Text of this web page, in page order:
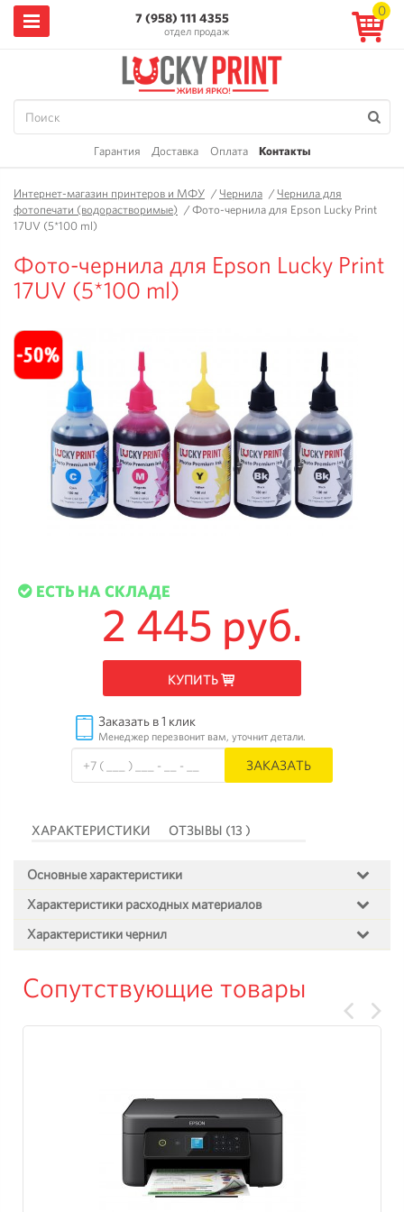
7 (958) 111 4355
отдел продаж
0
Гарантия Доставка Оплата Контакты
Интернет-магазин принтеров и МФУ /Чернила /Чернила для
фотопечати (водорастворимые) /Фото-чернила для Epson Lucky Print
17UV (5*100 ml)
Фото-чернила для Epson Lucky Print
17UV (5*100 ml)
ЕСТЬ НА СКЛАДЕ
2 445 руб.
КУПИТЬ
Заказать в 1 клик
Менеджер перезвонит вам, уточнит детали.
ЗАКАЗАТЬ
ХАРАКТЕРИСТИКИ ОТЗЫВЫ (13 )
Основные характеристики
Характеристики расходных материалов
Характеристики чернил
Сопутствующие товары